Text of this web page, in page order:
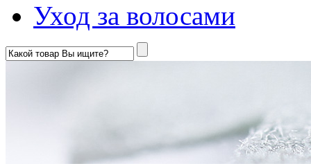
Уход за волосами